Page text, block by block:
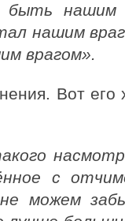
быть
нашим
врагом».
Вот
с
можем